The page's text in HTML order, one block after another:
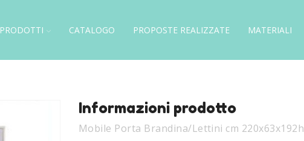
PRODOTTI CATALOGO PROPOSTE REALIZZATE MATERIALI
Informazioni prodotto
Mobile Porta Brandina/Lettini cm 220x63x192h